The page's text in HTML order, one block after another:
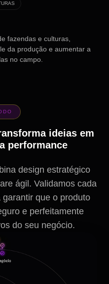
fazendas e culturas,
da produção e aumentar a
no campo.
ideias em
performance
design estratégico
ágil. Validamos cada
que o produto
e perfeitamente
do seu negócio.